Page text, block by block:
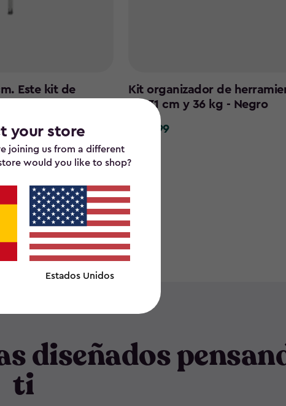
your store
joining us from a different
would you like to shop?
Estados Unidos
Este kit de
con la serie de
Kit organizador de
74x31 cm y 36 kg - Negro
€ 55,99
Volver arriba
diseñados
ti